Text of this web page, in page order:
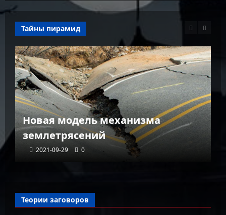
Тайны пирамид
Новая модель механизма
землетрясений
2021-09-29 0
Теории заговоров